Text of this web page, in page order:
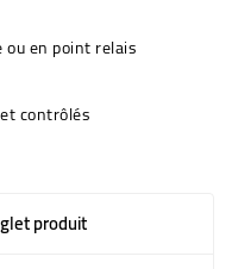
ou en point relais
contrôlés
produit